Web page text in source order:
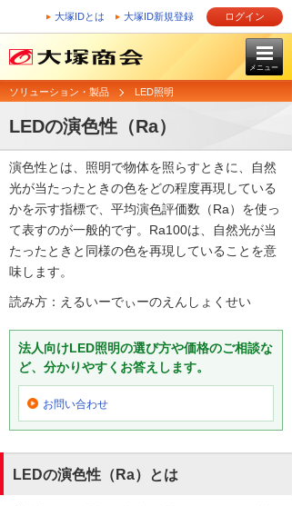
大塚IDとは 大塚ID新規登録 ログイン
メニュー
ソリューション・製品 LED照明
LEDの演色性（Ra）
演色性とは、照明で物体を照らすときに、自然
光が当たったときの色をどの程度再現している
かを示す指標で、平均演色評価数（Ra）を使っ
て表すのが一般的です。Ra100は、自然光が当
たったときと同様の色を再現していることを意
味します。
読み方：えるいーでぃーのえんしょくせい
法人向けLED照明の選び方や価格のご相談な
ど、分かりやすくお答えします。
お問い合わせ
LEDの演色性（Ra）とは